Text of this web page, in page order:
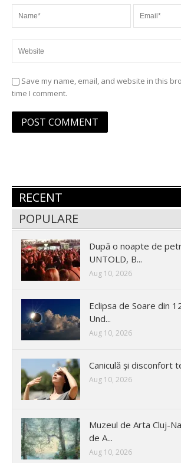
Save my name, email, and website in this
time I comment.
RECENT
POPULARE
După o noapte de
UNTOLD, B...
Aug 10, 2026
Eclipsa de Soare din
Und...
Aug 10, 2026
Caniculă și disconfort
Aug 10, 2026
Muzeul de Arta Cluj-
de A...
Aug 10, 2026